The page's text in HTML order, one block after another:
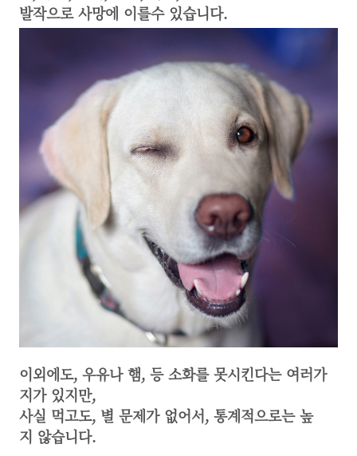
발작으로 사망에 이를수 있습니다.
이외에도, 우유나 햄, 등 소화를 못시킨다는 여러가
지가 있지만,
사실 먹고도, 별 문제가 없어서, 통계적으로는 높
지 않습니다.